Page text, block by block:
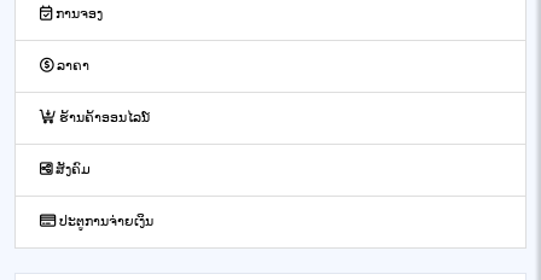
ການຈອງ
ລາຄາ
ຮ້ານຄ້າອອນໄລນ໌
ສັງຄົມ
ປະຕູການຈ່າຍເງິນ